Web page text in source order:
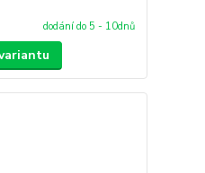
dodání do 5 - 10dnů